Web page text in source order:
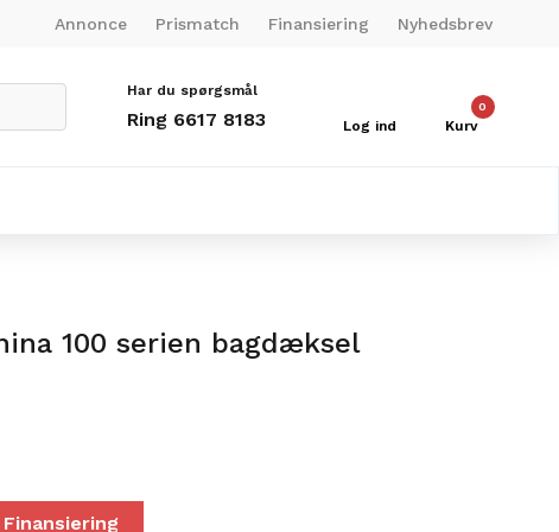
Annonce Prismatch Finansiering Nyhedsbrev
Har du spørgsmål
Ring 6617 8183 Log ind
0
Kurv
100 serien bagdæksel
Finansiering